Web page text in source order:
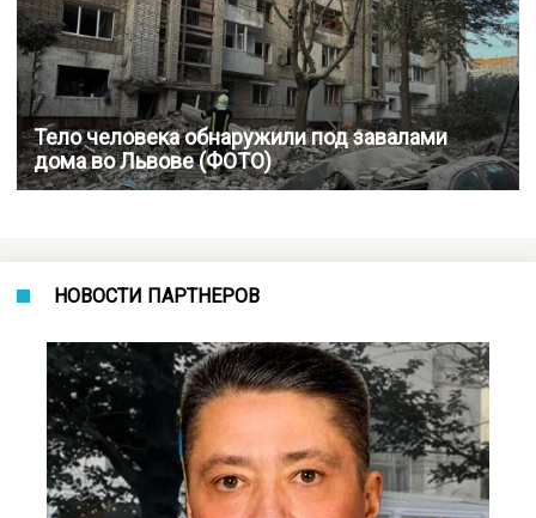
Тело человека обнаружили под завалами
дома во Львове (ФОТО)
НОВОСТИ ПАРТНЕРОВ